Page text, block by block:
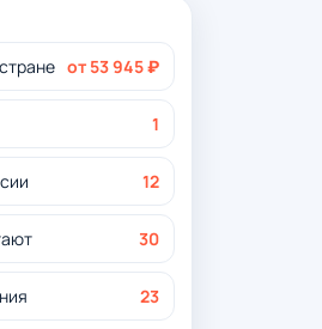
от 53 945 ₽
1
12
30
23